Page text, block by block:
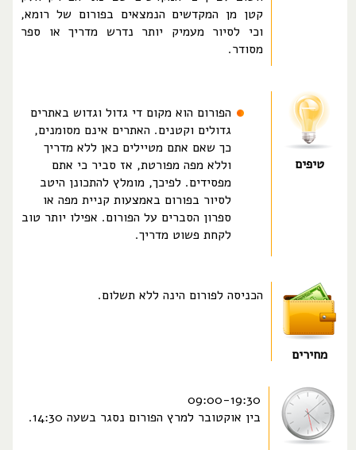
קטן מן המקדשים הנמצאים בפורום של רומא,
וכי לסיור מעמיק יותר נדרש מדריך או ספר
מסודר.
טיפים
הפורום הוא מקום די גדול וגדוש באתרים
גדולים וקטנים. האתרים אינם מסומנים,
כך שאם אתם מטיילים כאן ללא מדריך
וללא מפה מפורטת, אז סביר כי אתם
מפסידים. לפיכך, מומלץ להתכונן היטב
לסיור בפורום באמצעות קניית מפה או
ספרון הסברים על הפורום. אפילו יותר טוב
לקחת פשוט מדריך.
מחירים
הכניסה לפורום הינה ללא תשלום.
09:00-19:30
בין אוקטובר למרץ הפורום נסגר בשעה 14:30.